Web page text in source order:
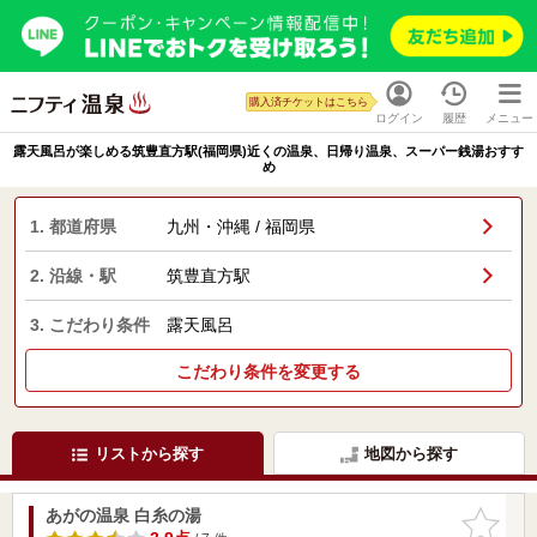
ログイン
購入済チケットはこちら
履歴 メニュー
露天風呂が楽しめる筑豊直方駅(福岡県)近くの温泉、日帰り温泉、スーパー銭湯おすす
め
1. 都道府県 九州・沖縄 / 福岡県
2. 沿線・駅 筑豊直方駅
3. こだわり条件 露天風呂
こだわり条件を変更する
リストから探す 地図から探す
お気に入
あがの温泉 白糸の湯